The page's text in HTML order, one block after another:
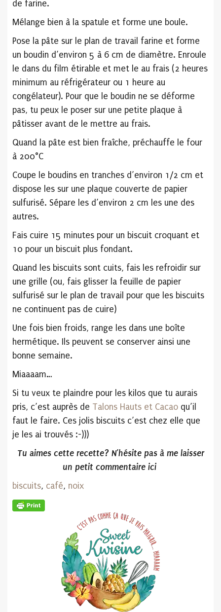
de farine.
Mélange bien à la spatule et forme une boule.
Pose la pâte sur le plan de travail farine et forme
un boudin d’environ 5 à 6 cm de diamètre. Enroule
le dans du film étirable et met le au frais (2 heures
minimum au réfrigérateur ou 1 heure au
congélateur). Pour que le boudin ne se déforme
pas, tu peux le poser sur une petite plaque à
pâtisser avant de le mettre au frais.
Quand la pâte est bien fraîche, préchauffe le four
à 200°C
Coupe le boudins en tranches d’environ 1/2 cm et
dispose les sur une plaque couverte de papier
sulfurisé. Sépare les d’environ 2 cm les une des
autres.
Fais cuire 15 minutes pour un biscuit croquant et
10 pour un biscuit plus fondant.
Quand les biscuits sont cuits, fais les refroidir sur
une grille (ou, fais glisser la feuille de papier
sulfurisé sur le plan de travail pour que les biscuits
ne continuent pas de cuire)
Une fois bien froids, range les dans une boîte
hermétique. Ils peuvent se conserver ainsi une
bonne semaine.
Miaaaam…
Si tu veux te plaindre pour les kilos que tu aurais
pris, c’est auprès de Talons Hauts et Cacao qu’il
faut le faire. Ces jolis biscuits c’est chez elle que
je les ai trouvés :-)))
Tu aimes cette recette? N’hésite pas à me laisser
un petit commentaire ici
biscuits, café, noix